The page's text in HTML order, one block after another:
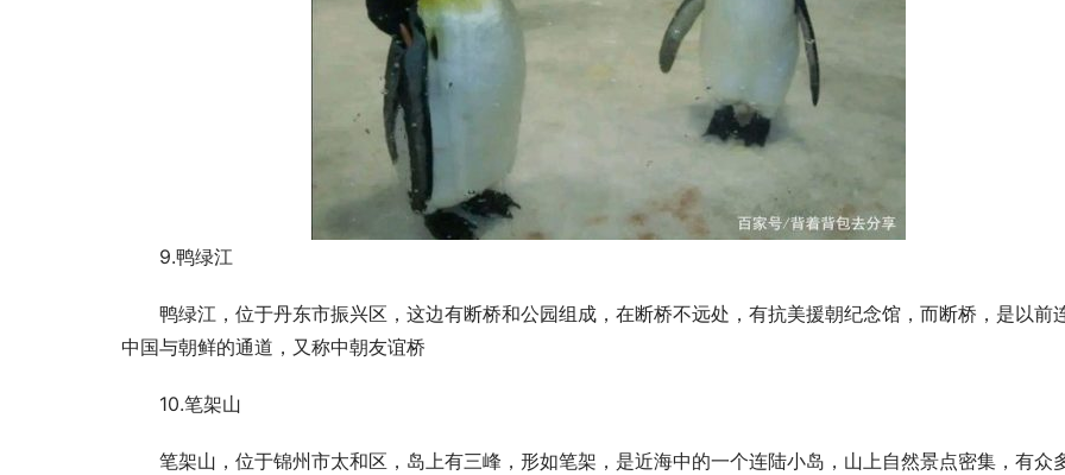
9.鸭绿江
鸭绿江，位于丹东市振兴区，这边有断桥和公园组成，在断桥不远处，有抗美援朝纪念馆，而断桥，是以前
中国与朝鲜的通道，又称中朝友谊桥
10.笔架山
笔架山，位于锦州市太和区，岛上有三峰，形如笔架，是近海中的一个连陆小岛，山上自然景点密集，有众